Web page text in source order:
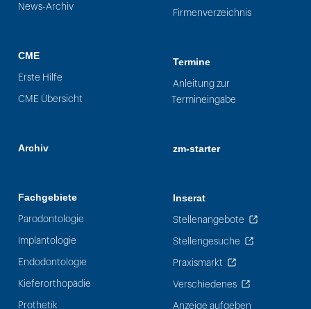
News-Archiv
CME
Erste Hilfe
CME Übersicht
Archiv
Fachgebiete
Parodontologie
Implantologie
Endodontologie
Kieferorthopädie
Prothetik
Firmenverzeichnis
Termine
Anleitung zur
Termineingabe
zm-starter
Inserat
Stellenangebote
Stellengesuche
Praxismarkt
Verschiedenes
Anzeige aufgeben